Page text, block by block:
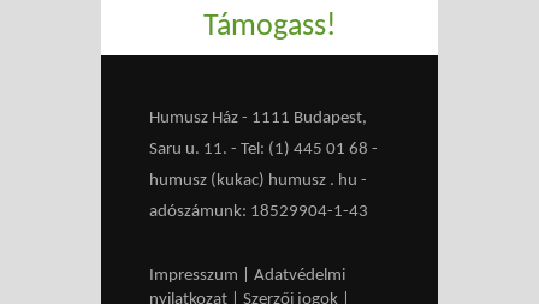
Támogass!
Humusz Ház - 1111 Budapest,
Saru u. 11. - Tel: (1) 445 01 68 -
humusz (kukac) humusz . hu -
adószámunk: 18529904-1-43
Impresszum
Adatvédelmi
nyilatkozat
Szerzői jogok